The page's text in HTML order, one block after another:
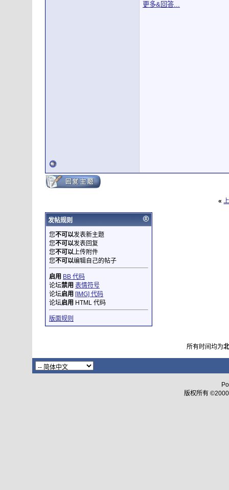
更多&回答...
«
发帖规则
您不可以发表新主题
您不可以发表回复
您不可以上传附件
您不可以编辑自己的帖子
启用 BB 代码
论坛禁用 表情符号
论坛启用 [IMG] 代码
论坛启用 HTML 代码
版面规则
所有时间均为
版权所有